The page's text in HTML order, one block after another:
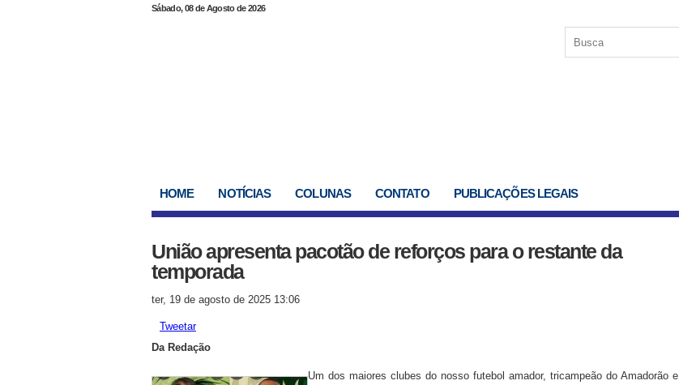
Sábado, 08 de Agosto de 2026
HOME NOTÍCIAS COLUNAS CONTATO PUBLICAÇÕES LEGAIS
União apresenta pacotão de reforços para o restante da
temporada
ter, 19 de agosto de 2025 13:06
Tweetar
Da Redação
Um dos maiores clubes do nosso futebol amador, tricampeão do Amadorão e